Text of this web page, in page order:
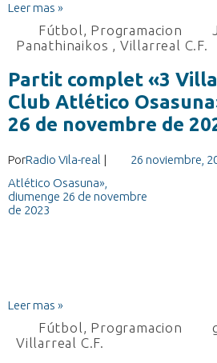
Leer mas »
Fútbol, Programacion
Panathinaikos , Villarreal C.F.
Partit complet «3
Club Atlético
26 de novembre de
PorRadio Vila-real | 26 noviembre,
Leer mas »
Fútbol, Programacion
Villarreal C.F.